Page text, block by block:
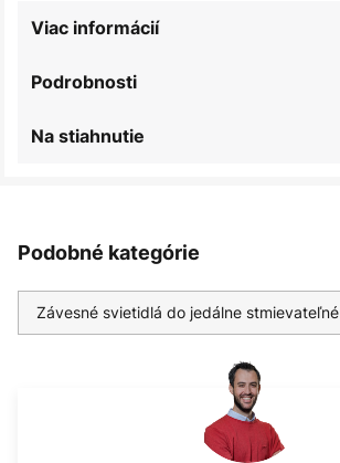
Podrobnosti
Viac informácií
Na stiahnutie
Podobné kategórie
Závesné svietidlá do jedálne stmievateľné